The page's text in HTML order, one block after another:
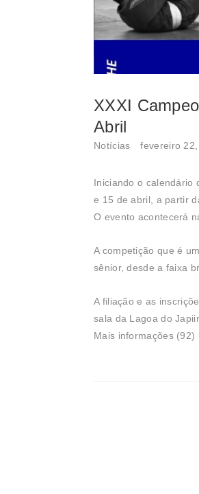
XXXI
Abril
Notícias fevereiro
Iniciando o calendário
e 15 de abril, a partir
O evento acontecerá
A competição que é
sênior, desde a faixa
A filiação e as
sala da Lagoa do
Mais informações (92)